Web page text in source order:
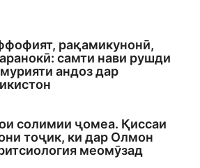
рақамикунонӣ,
самти нави рушди
андоз дар
солимии ҷомеа. Қиссаи
тоҷик, ки дар Олмон
меомӯзад